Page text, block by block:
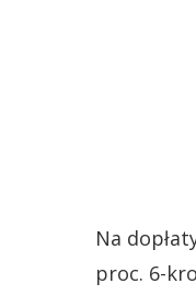
Na
proc. 6-